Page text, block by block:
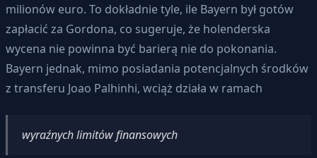
milionów euro. To dokładnie tyle, ile Bayern był gotów
zapłacić za Gordona, co sugeruje, że holenderska
wycena nie powinna być barierą nie do pokonania.
Bayern jednak, mimo posiadania potencjalnych środków
z transferu Joao Palhinhi, wciąż działa w ramach
wyraźnych limitów finansowych